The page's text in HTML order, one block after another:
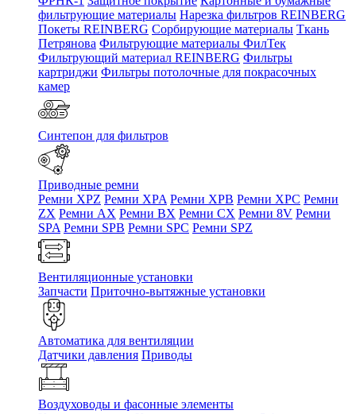
фильтрующие материалы Нарезка фильтров REINBERG
Покеты REINBERG Сорбирующие материалы Ткань
Петрянова Фильтрующие материалы ФилТек
Фильтрующий материал REINBERG Фильтры
картриджи Фильтры потолочные для покрасочных
камер
Синтепон для фильтров
Приводные ремни
Ремни XPZ Ремни XPA Ремни XPB Ремни XPC Ремни
ZX Ремни AX Ремни BX Ремни CX Ремни 8V Ремни
SPA Ремни SPB Ремни SPC Ремни SPZ
Вентиляционные установки
Запчасти Приточно-вытяжные установки
Автоматика для вентиляции
Датчики давления Приводы
Воздуховоды и фасонные элементы